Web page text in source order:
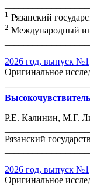
1 Рязанский
2 Международный
2026 год, выпуск №1
Оригинальное
Р.Е. Калинин, М.Г.
Рязанский
2026 год, выпуск №1
Оригинальное